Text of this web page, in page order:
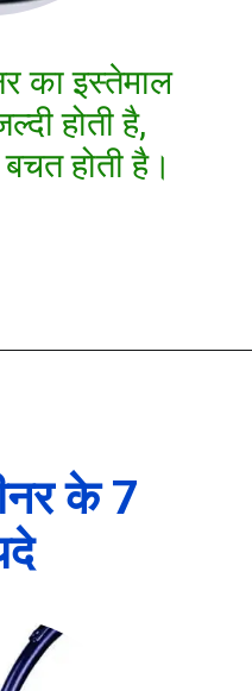
का इस्तेमाल
होती है,
होती है।
के 7